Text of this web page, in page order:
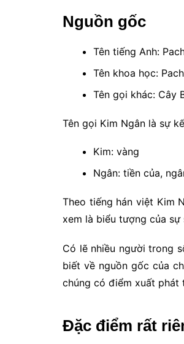
Nguồn gốc
Tên tiếng Anh:
Tên khoa học:
Tên gọi khác: Cây
Tên gọi Kim Ngân là sự
Kim: vàng
Ngân: tiền của,
Theo tiếng hán việt Kim
xem là biểu tượng của sự
Có lẽ nhiều người trong
biết về nguồn gốc của
chúng có điểm xuất phát
Đặc điểm rất